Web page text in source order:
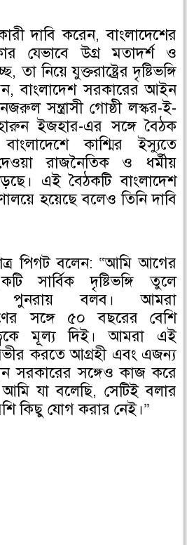
দাবি করেন, বাংলাদেশের
যেভাবে উগ্র মতাদর্শ ও
তা নিয়ে যুক্তরাষ্ট্রের দৃষ্টিভঙ্গি
বাংলাদেশ সরকারের আইন
সন্ত্রাসী গোষ্ঠী লস্কর-ই-
ইজহার-এর সঙ্গে বৈঠক
কাশ্মির ইস্যুতে
রাজনৈতিক ও ধর্মীয়
এই বৈঠকটি বাংলাদেশ
হয়েছে বলেও তিনি দাবি
পিগট বলেন: “আমি আগের
সার্বিক দৃষ্টিভঙ্গি তুলে
পুনরায় বলব। আমরা
সঙ্গে ৫০ বছরের বেশি
মূল্য দিই। আমরা এই
করতে আগ্রহী এবং এজন্য
সরকারের সঙ্গেও কাজ করে
আমি যা বলেছি, সেটিই বলার
কিছু যোগ করার নেই।”